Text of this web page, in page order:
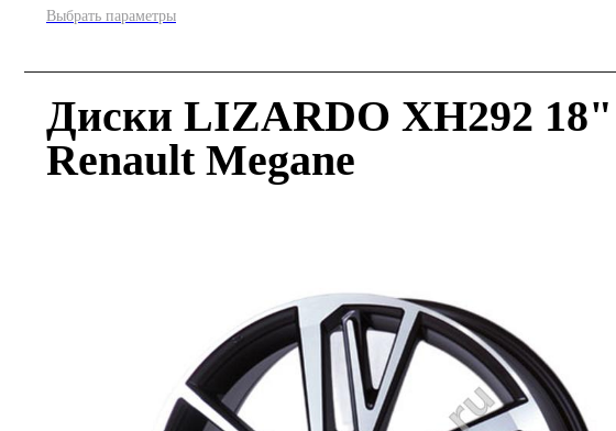
Выбрать параметры
Диски LIZARDO XH292
Renault Megane